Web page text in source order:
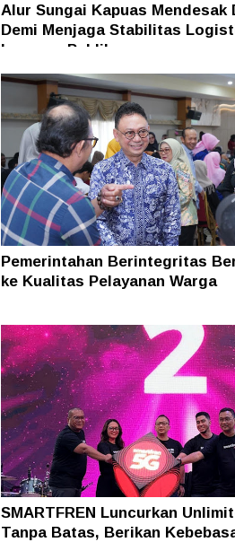
Alur Sungai Kapuas Mendesak
Demi Menjaga Stabilitas
Layanan Publik
Pemerintahan Berintegritas
ke Kualitas Pelayanan Warga
SMARTFREN Luncurkan
Tanpa Batas, Berikan